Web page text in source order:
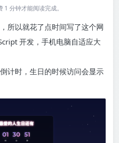
分钟才能阅读完成。
所以就花了点时间写了这个网
开发，手机电脑自适应大
计时，生日的时候访问会显示